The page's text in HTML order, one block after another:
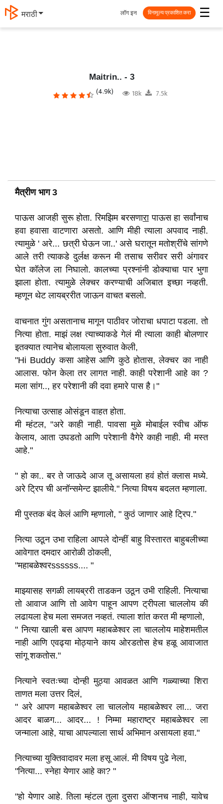
தமிழ் ☰
लॉग इन विनामूल्य प्रकाशित करा
Maitrin.. - 3
(4.9k) 18k 7.5k
मैत्रीण भाग 3
पाऊस आजही सुरू होता. रिमझिम बरसणारापाऊस हा सर्वांनाच
हवा हवासा वाटणारा असतो. आणि मीही त्याला अपवाद नाही.
त्यामुळे ' अरे... छत्री घेऊन जा..' असे घरातून मतोश्रींचे सांगणे
आले तरी त्याकडे दुर्लक्ष करून मी तसाच सरीवर सरी अंगावर
घेत कॉलेज ला निघालो. कालच्या प्रश्नांनी डोक्याचा पार भुगा
झाला होता. त्यामुळे लेक्चर करण्याची अजिबात इच्छा नव्हती.
म्हणून थेट लायब्ररीत जाऊन वाचत बसलो.
वाचनात गुंग असतानाच मागून पाठीवर जोराचा धपाटा पडला. तो
नित्या होता. माझं लक्ष त्याच्याकडे गेलं मी त्याला काही बोलणार
इतक्यात त्यानेच बोलायला सुरुवात केली,
"Hi Buddy कसा आहेस आणि कुठे होतास, लेक्चर का नाही
आलास. फोन केला तर लागत नाही. काही परेशानी आहे का ?
मला सांग.., हर परेशानी की दवा हमारे पास है।"
नित्याचा उत्साह ओसंडून वाहत होता.
मी म्हंटल, "अरे काही नाही. पावसा मुळे मोबाईल स्वीच ऑफ
केलाय, आता उघडतो आणि परेशानी वैगेरे काही नाही. मी मस्त
आहे."
" हो का.. बर ते जाऊदे आज तू असायला हवं होतं क्लास मध्ये.
अरे ट्रिप ची अनॉन्समेन्ट झालीये." नित्या विषय बदलत म्हणाला.
मी पुस्तक बंद केलं आणि म्हणालो, " कुठं जाणार आहे ट्रिप."
नित्या उठून उभा राहिला आपले दोन्हीं बाहु विस्तारत बाहुबलीच्या
आवेगात दमदार आरोळी ठोकली,
"महाबळेश्वरssssss.... "
माझ्यासह सगळी लायब्ररी ताडकन उठून उभी राहिली. नित्याचा
तो आवाज आणि तो आवेग पाहून आपण ट्रीपला चाललोय की
लढायला हेच मला समजत नव्हतं. त्याला शांत करत मी म्हणालो,
" नित्या खाली बस आपण महाबळेश्वर ला चाललोय माहेशमतील
नाही आणि एवढ्या मोठ्याने काय ओरडतोस हेच हळू आवाजात
सांगू शकतोस."
नित्याने स्वतःच्या दोन्ही मुठ्या आवळत आणि गळ्याच्या शिरा
ताणत मला उत्तर दिलं,
" अरे आपण महाबळेश्वर ला चाललोय महाबळेश्वर ला... जरा
आदर बाळग... आदर... ! निम्मा महाराष्ट्र महाबळेश्वर ला
जन्माला आहे, याचा आपल्याला सार्थ अभिमान असायला हवा."
नित्याच्या युक्तिवादावर मला हसू आलं. मी विषय पुढे नेला,
"नित्या... स्नेहा येणार आहे का? "
"हो येणार आहे. तिला म्हंटल तुला दुसरा ऑप्शनच नाही, यावेच